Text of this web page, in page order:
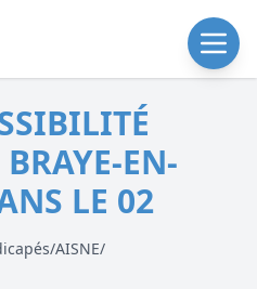
EN-
LE 02
/AISNE/